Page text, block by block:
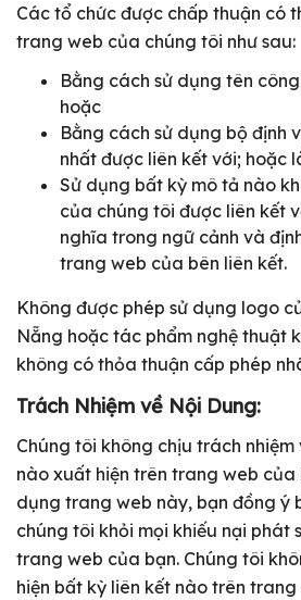
Các tổ chức được chấp thuận có
trang web của chúng tôi như sau:
Bằng cách sử dụng tên
hoặc
Bằng cách sử dụng bộ định
nhất được liên kết với; hoặc
Sử dụng bất kỳ mô tả nào
của chúng tôi được liên kết
nghĩa trong ngữ cảnh và
trang web của bên liên kết.
Không được phép sử dụng logo
Nẵng hoặc tác phẩm nghệ thuật
không có thỏa thuận cấp phép
Trách Nhiệm về Nội Dung:
Chúng tôi không chịu trách
nào xuất hiện trên trang web của
dụng trang web này, bạn đồng ý
chúng tôi khỏi mọi khiếu nại phát
trang web của bạn. Chúng tôi
hiện bất kỳ liên kết nào trên